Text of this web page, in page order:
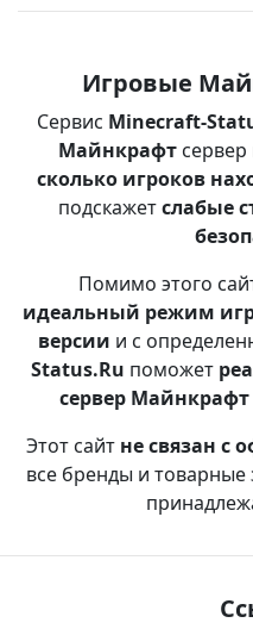
Игровые
Сервис Minecraft-
Майнкрафтсервер
сколько игроков
подскажетслабые
Помимо этого
идеальный режим
версии и с
Status.Ru поможет
сервер Майнкрафт
Этот сайт не связан
все бренды и товарные